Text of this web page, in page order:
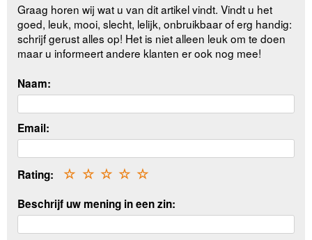
Graag horen wij wat u van dit artikel vindt. Vindt u het
goed, leuk, mooi, slecht, lelijk, onbruikbaar of erg handig:
schrijf gerust alles op! Het is niet alleen leuk om te doen
maar u informeert andere klanten er ook nog mee!
Naam:
Email:
Rating: ☆
☆
☆
☆
☆
Beschrijf uw mening in een zin: